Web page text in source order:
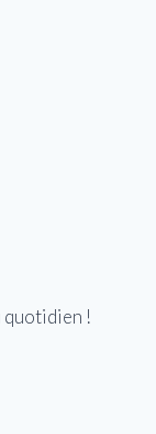
quotidien !